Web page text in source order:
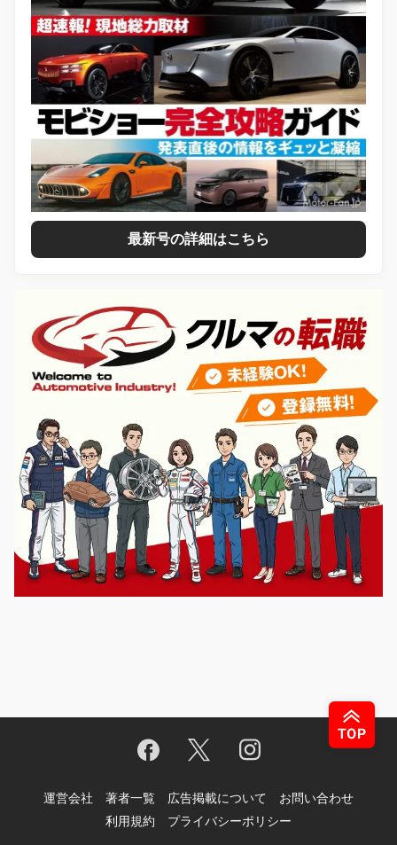
最新号の詳細はこちら
運営会社 著者一覧 広告掲載について
お問い合わせ
利用規約
プライバシーポリシー